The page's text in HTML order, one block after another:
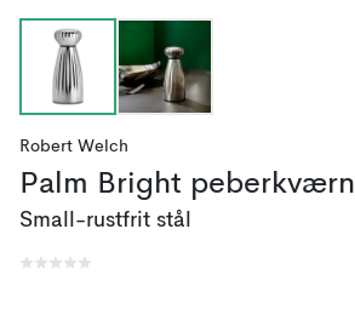
Robert Welch
Palm Bright peberkværn
Small-rustfrit stål